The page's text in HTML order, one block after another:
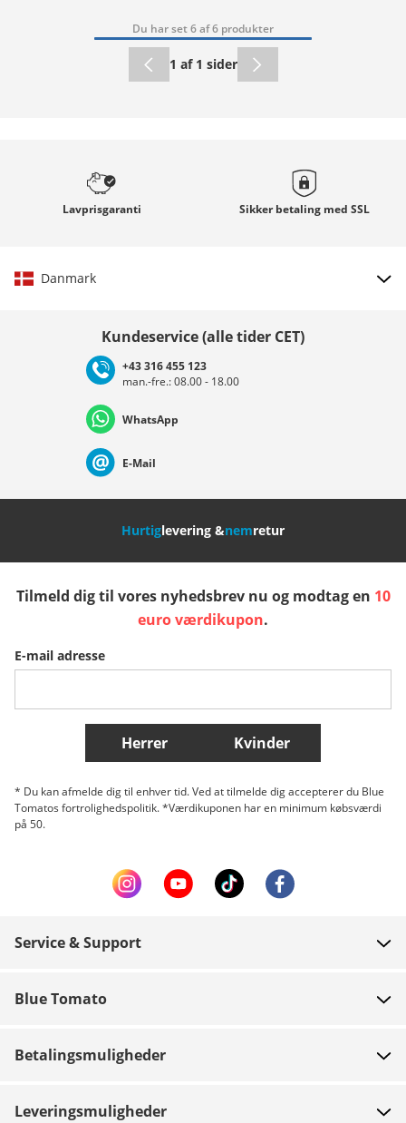
Du har set 6 af 6 produkter
1 af 1 sider
Lavprisgaranti Sikker betaling med SSL
Danmark
Deutschland Österreich
Nederland Italia (Italiano) Italien (Deutsch)
Slovenija
Belgique (Français) Danmark Norge
Flere lande
Kundeservice (alle tider CET)
+43 316 455 123
man.-fre.: 08.00 - 18.00
WhatsApp
E-Mail
Hurtiglevering &nemretur
Tilmeld dig til vores nyhedsbrev nu og modtag en 10
euro værdikupon.
E-mail adresse
Herrer Kvinder
* Du kan afmelde dig til enhver tid. Ved at tilmelde dig accepterer du Blue
Tomatos fortrolighedspolitik. *Værdikuponen har en minimum købsværdi
på 50.
Service & Support
Betaling
Retur
Blue Tomato
Betalingsmuligheder
Leveringsmuligheder